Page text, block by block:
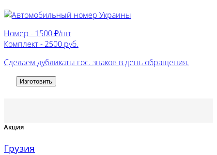
Номер - 1500 ₽/шт
Комплект - 2500 руб.
Сделаем дубликаты гос. знаков в день обращения.
Изготовить
Акция
Грузия